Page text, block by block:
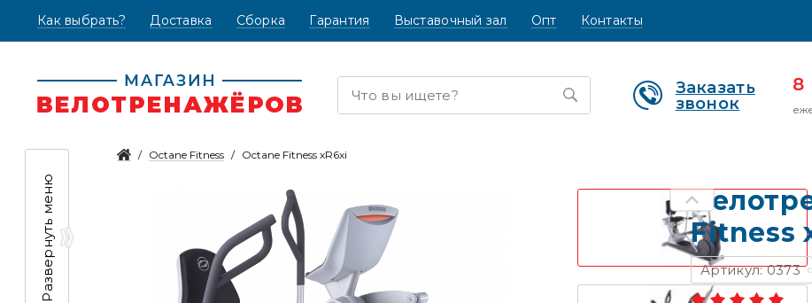
Как выбрать? (текущая)
Доставка Сборка Гарантия Выставочный зал Опт Контакты
Заказать
звонок
8
Развернуть меню
Octane Fitness Octane Fitness xR6xi
Fitness
Артикул: 0373